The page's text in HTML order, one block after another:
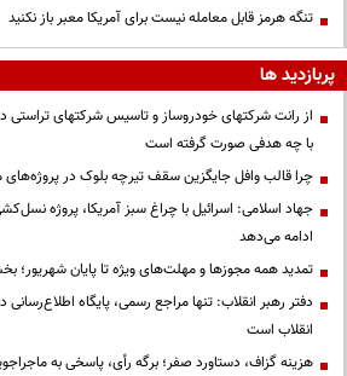
تنگه هرمز قابل معامله نیست برای آمریکا معبر باز نکنید
پربازدید ها
از رانت‌ شرکتهای خودروساز و تاسیس شرکتهای تراستی
با چه هدفی صورت گرفته است
چرا قالب وافل جایگزین سقف تیرچه بلوک در
جهاد اسلامی: اسرائیل با چراغ سبز آمریکا، پروژه
ادامه می‌دهد
تمدید همه مجوزها و مهلت‌های ویژه تا پایان شهریور؛
دفتر رهبر انقلاب: تنها مراجع رسمی، پایگاه
انقلاب است
هزینه گزاف، دستاورد صفر؛ برگه رأی، پاسخی به